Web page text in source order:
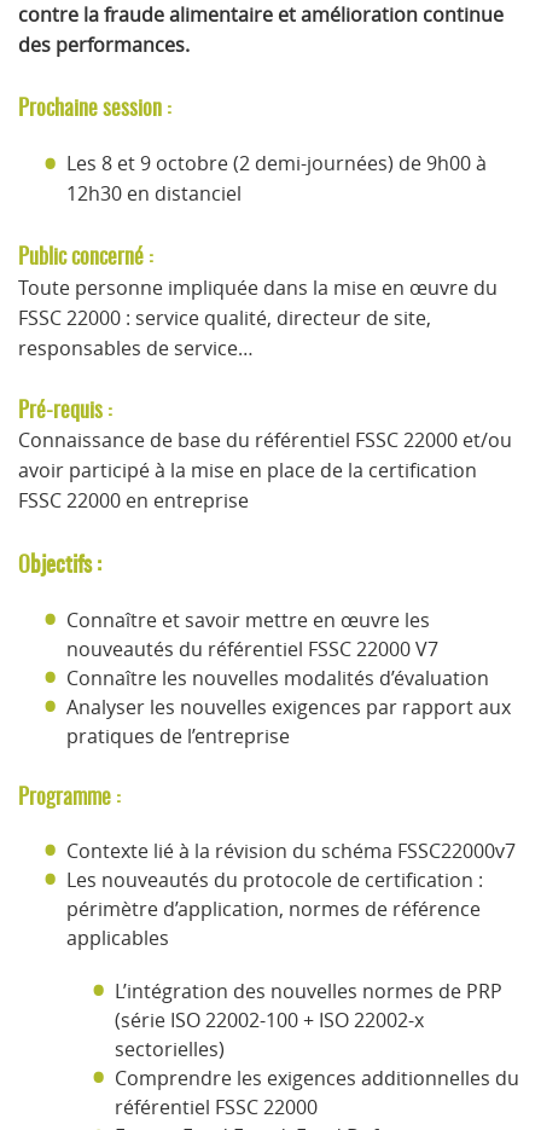
contre la fraude alimentaire et amélioration continue
des performances.
Prochaine session :
Les 8 et 9 octobre (2 demi-journées) de 9h00 à
12h30 en distanciel
Public concerné :
Toute personne impliquée dans la mise en œuvre du
FSSC 22000 : service qualité, directeur de site,
responsables de service…
Pré-requis :
Connaissance de base du référentiel FSSC 22000 et/ou
avoir participé à la mise en place de la certification
FSSC 22000 en entreprise
Objectifs :
Connaître et savoir mettre en œuvre les
nouveautés du référentiel FSSC 22000 V7
Connaître les nouvelles modalités d’évaluation
Analyser les nouvelles exigences par rapport aux
pratiques de l’entreprise
Programme :
Contexte lié à la révision du schéma FSSC22000v7
Les nouveautés du protocole de certification :
périmètre d’application, normes de référence
applicables
L’intégration des nouvelles normes de PRP
(série ISO 22002-100 + ISO 22002-x
sectorielles)
Comprendre les exigences additionnelles du
référentiel FSSC 22000